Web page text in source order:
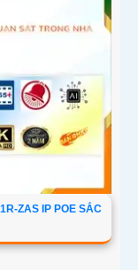
ZAS IP POE SẮC